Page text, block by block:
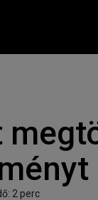
2 perc